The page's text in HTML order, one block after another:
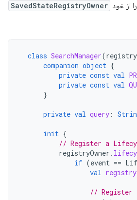
از خود SavedStateRegistryOwner
class SearchManager(
companion object {
private const val
private const val
}
private val query :
init {
// Register a
registryOwner .
if (event ==
val registry
// Register